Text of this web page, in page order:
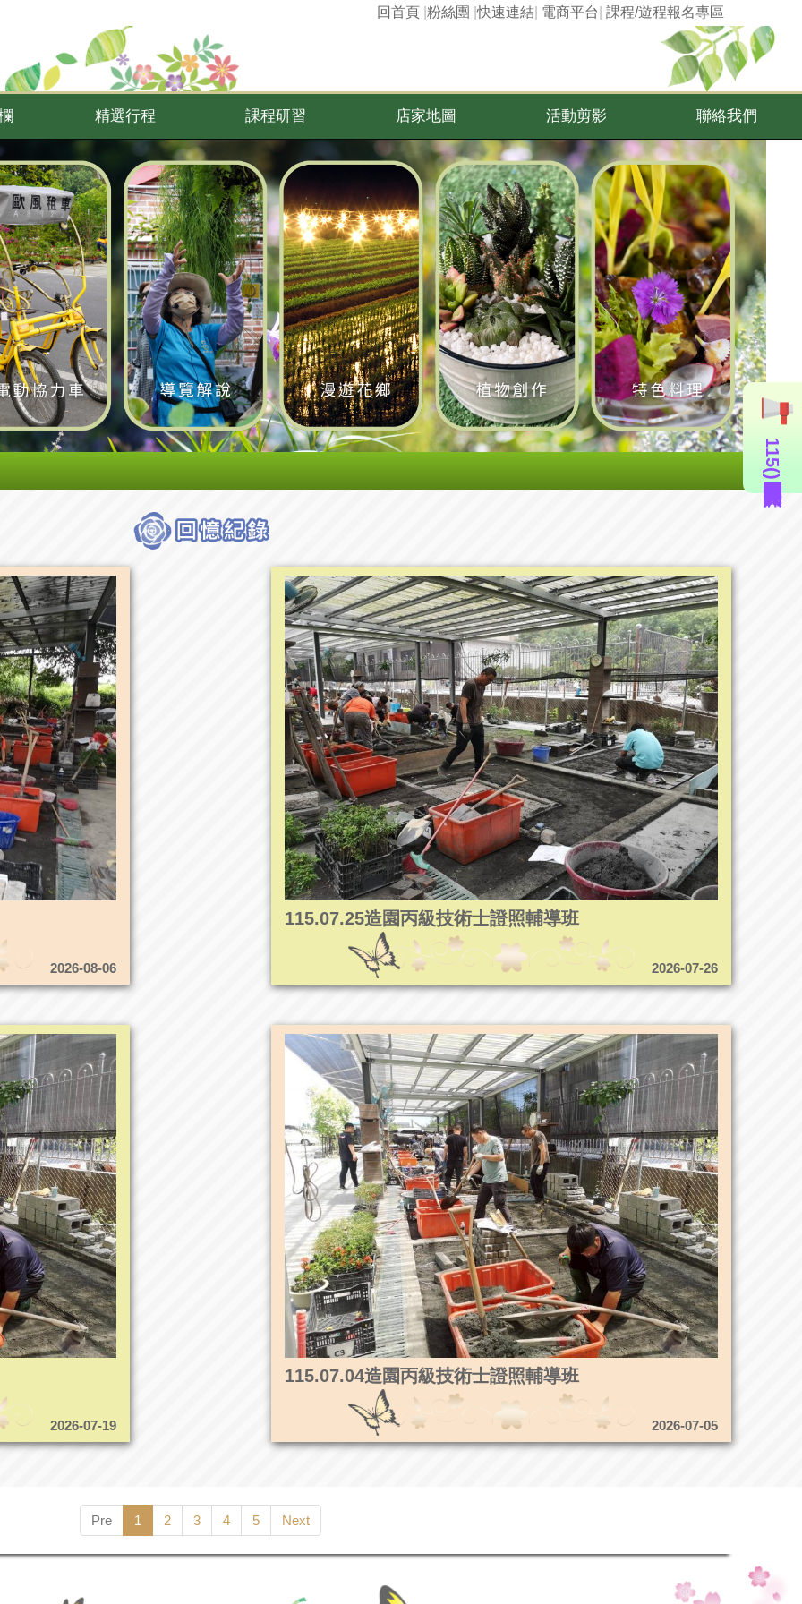
課程/遊程報名專區
電商平台
快速連結
粉絲團 |
回首頁
精選行程 課程研習 店家地圖 活動剪影 聯絡我們
2026-08-06
115.07.25造園丙級技術士證照輔導班
2026-07-26
2026-07-19
115.07.04造園丙級技術士證照輔導班
2026-07-05
Pre 1 2 3 4 5 Next
115年度造園景觀丙級技術士證照輔導班(即測即評周六班)